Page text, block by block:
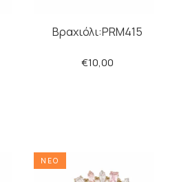
Βραχιόλι:PRM415
€10,00
ΝΕΟ